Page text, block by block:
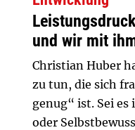
und wir mit
Christian Huber
zu tun, die sich
genug“ ist. Sei es
oder